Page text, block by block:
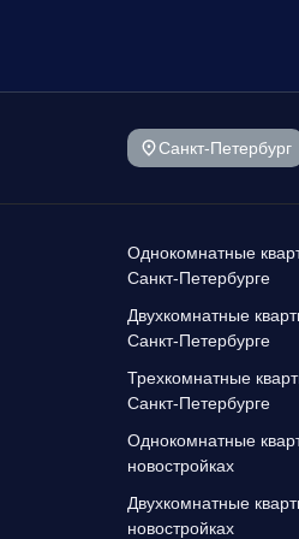
Санкт-Петербург
Однокомнатные
Санкт-Петербурге
Двухкомнатные
Санкт-Петербурге
Трехкомнатные
Санкт-Петербурге
Однокомнатные
новостройках
Двухкомнатные
новостройках